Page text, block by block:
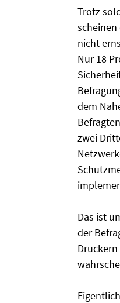
Trotz
nicht
Nur 18
dem
zwei
Das ist
der